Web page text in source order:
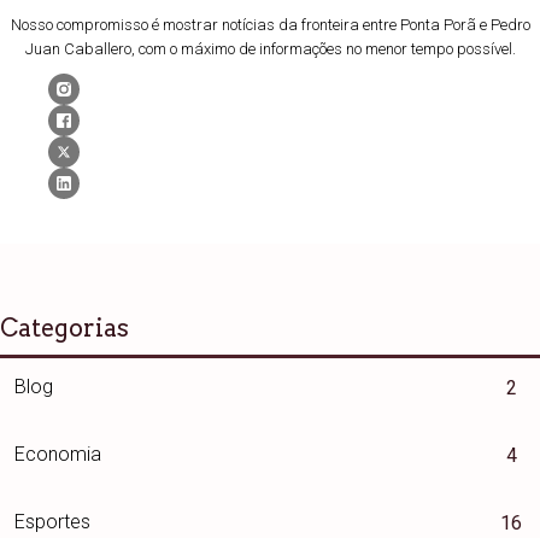
Nosso compromisso é mostrar notícias da fronteira entre Ponta Porã e Pedro
Juan Caballero, com o máximo de informações no menor tempo possível.
Categorias
Blog 2
Economia 4
Esportes 16